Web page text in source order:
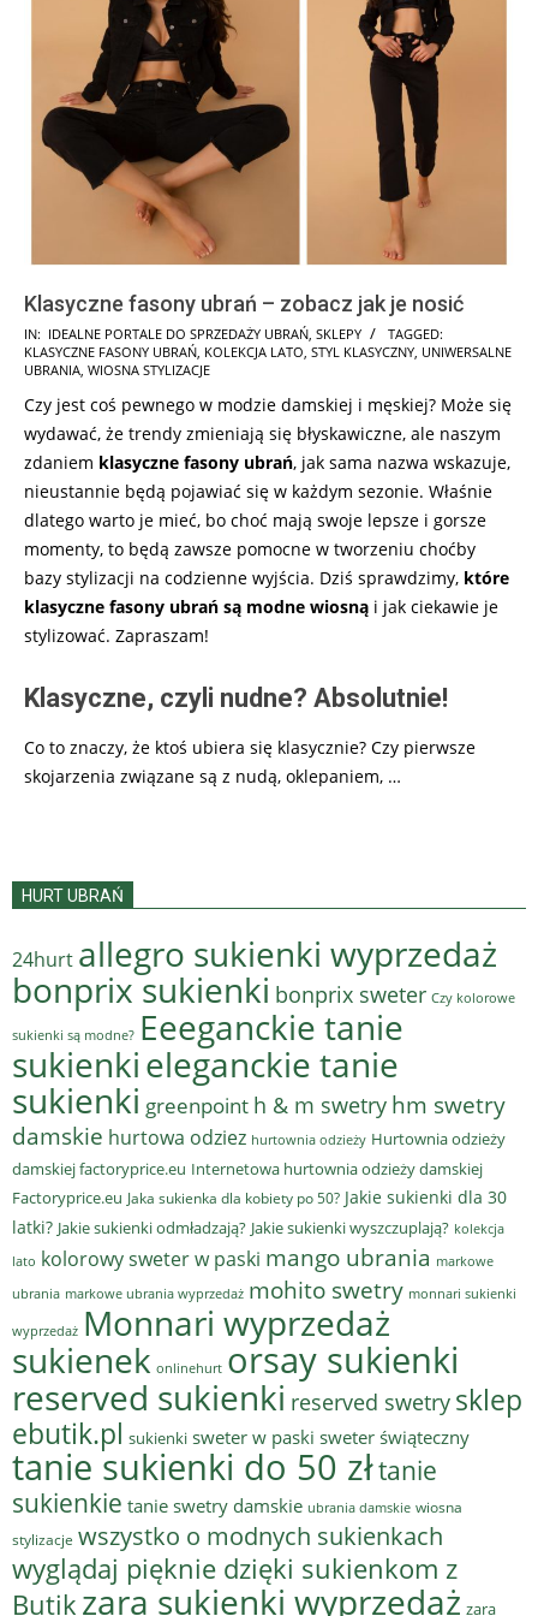
Klasyczne fasony ubrań – zobacz jak je nosić
2025-
04-
IN: IDEALNE PORTALE DO SPRZEDAŻY UBRAŃ SKLEPY
TAGGED:
KLASYCZNE FASONY UBRAŃ KOLEKCJA LATO STYL KLASYCZNY UNIWERSALNE
UBRANIA WIOSNA STYLIZACJE
Czy jest coś pewnego w modzie damskiej i męskiej? Może się
wydawać, że trendy zmieniają się błyskawiczne, ale naszym
zdaniem klasyczne fasony ubrań, jak sama nazwa wskazuje,
nieustannie będą pojawiać się w każdym sezonie. Właśnie
dlatego warto je mieć, bo choć mają swoje lepsze i gorsze
momenty, to będą zawsze pomocne w tworzeniu choćby
bazy stylizacji na codzienne wyjścia. Dziś sprawdzimy, które
klasyczne fasony ubrań są modne wiosną i jak ciekawie je
stylizować. Zapraszam!
Klasyczne, czyli nudne? Absolutnie!
Co to znaczy, że ktoś ubiera się klasycznie? Czy pierwsze
skojarzenia związane są z nudą, oklepaniem, …
HURT UBRAŃ
24hurt allegro sukienki wyprzedaż
bonprix sukienki bonprix sweter Czy kolorowe
sukienki są modne? Eeeganckie tanie
sukienkieleganckie tanie
sukienki greenpoint h & m swetry hm swetry
damskie hurtowa odziez hurtownia odzieży Hurtownia odzieży
damskiej factoryprice.eu Internetowa hurtownia odzieży damskiej
Factoryprice.eu Jaka sukienka dla kobiety po 50? Jakie sukienki dla 30
latki? Jakie sukienki odmładzają? Jakie sukienki wyszczuplają? kolekcja
lato kolorowy sweter w paski mango ubrania markowe
ubrania markowe ubrania wyprzedaż mohito swetry monnari sukienki
wyprzedaż Monnari wyprzedaż
sukienek onlinehurt orsay sukienki
reserved sukienki reserved swetry sklep
ebutik.pl sukienki sweter w paski sweter świąteczny
tanie sukienki do 50 złtanie
sukienkie tanie swetry damskie ubrania damskie wiosna
stylizacje wszystko o modnych sukienkach
wyglądaj pięknie dzięki sukienkom z
Butik zara sukienki wyprzedaż zara